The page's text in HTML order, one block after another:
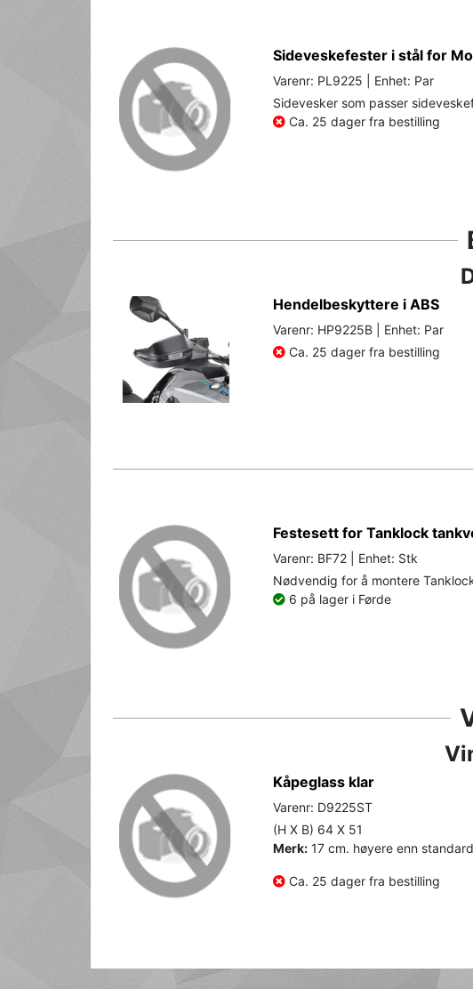
Sideveskefester i stål for
Varenr: PL9225 | Enhet: Par
Sidevesker som passer
Ca. 25 dager fra bestilling
Hendelbeskyttere i ABS
Varenr: HP9225B | Enhet: Par
Ca. 25 dager fra bestilling
Festesett for Tanklock
Varenr: BF72 | Enhet: Stk
Nødvendig for å montere
6 på lager i Førde
Kåpeglass klar
Varenr: D9225ST
(H X B) 64 X 51
Merk: 17 cm. høyere enn
Ca. 25 dager fra bestilling